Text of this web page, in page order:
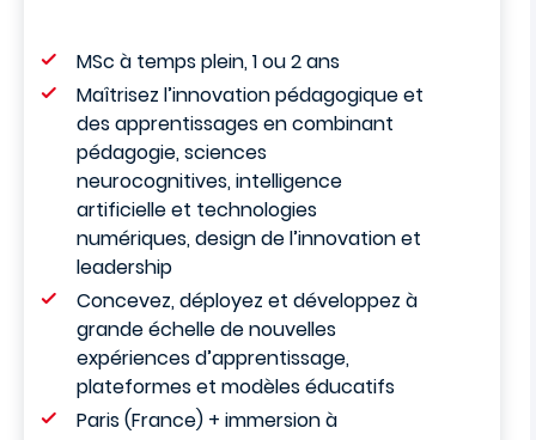
MSc à temps plein, 1 ou 2 ans
Maîtrisez l’innovation pédagogique et
des apprentissages en combinant
pédagogie, sciences
neurocognitives, intelligence
artificielle et technologies
numériques, design de l’innovation et
leadership
Concevez, déployez et développez à
grande échelle de nouvelles
expériences d’apprentissage,
plateformes et modèles éducatifs
Paris (France) + immersion à